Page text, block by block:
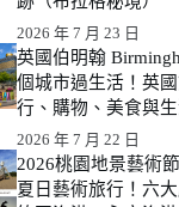
2026 年 7 月 23 日
英國伯明翰
個城市過生活！英
行、購物、美食與
2026 年 7 月 22 日
2026桃園地景藝術
夏日藝術旅行！六